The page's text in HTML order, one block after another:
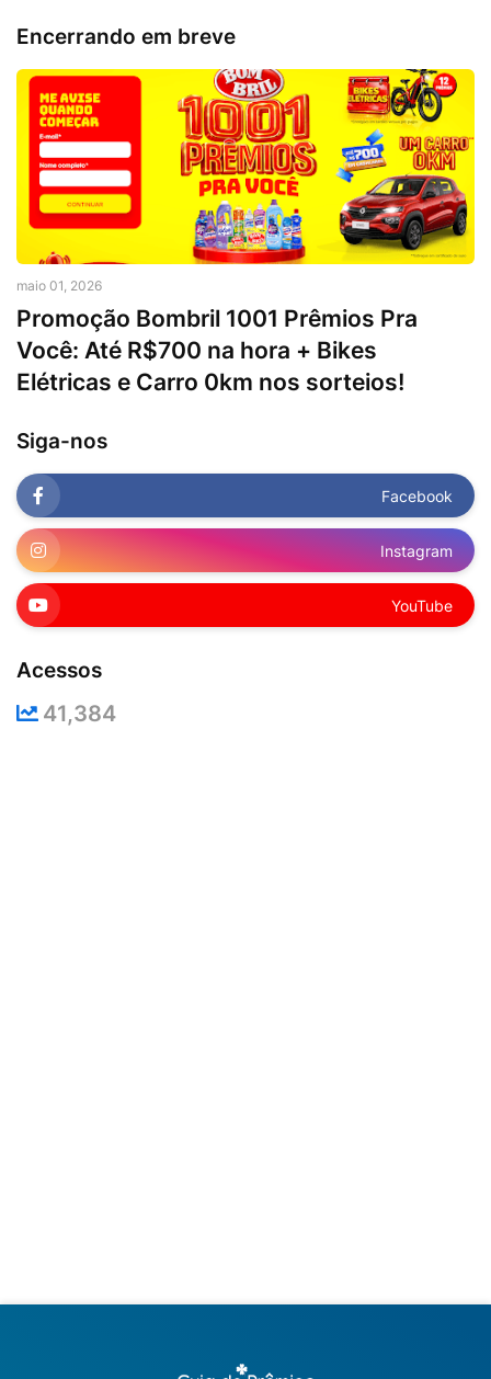
Encerrando em breve
maio 01, 2026
Promoção Bombril 1001 Prêmios Pra
Você: Até R$700 na hora + Bikes
Elétricas e Carro 0km nos sorteios!
Siga-nos
Facebook
Instagram
YouTube
Acessos
41,384